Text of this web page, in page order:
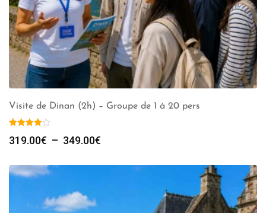
Visite de Dinan (2h) – Groupe de 1 à 20 pers
319.00€ – 349.00€
prix :